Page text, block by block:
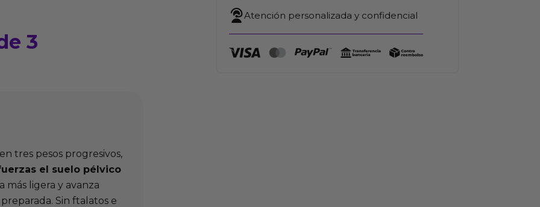
3
en tres pesos progresivos,
el suelo pélvico
más ligera y avanza
Sin ftalatos e
Atención personalizada y confidencial